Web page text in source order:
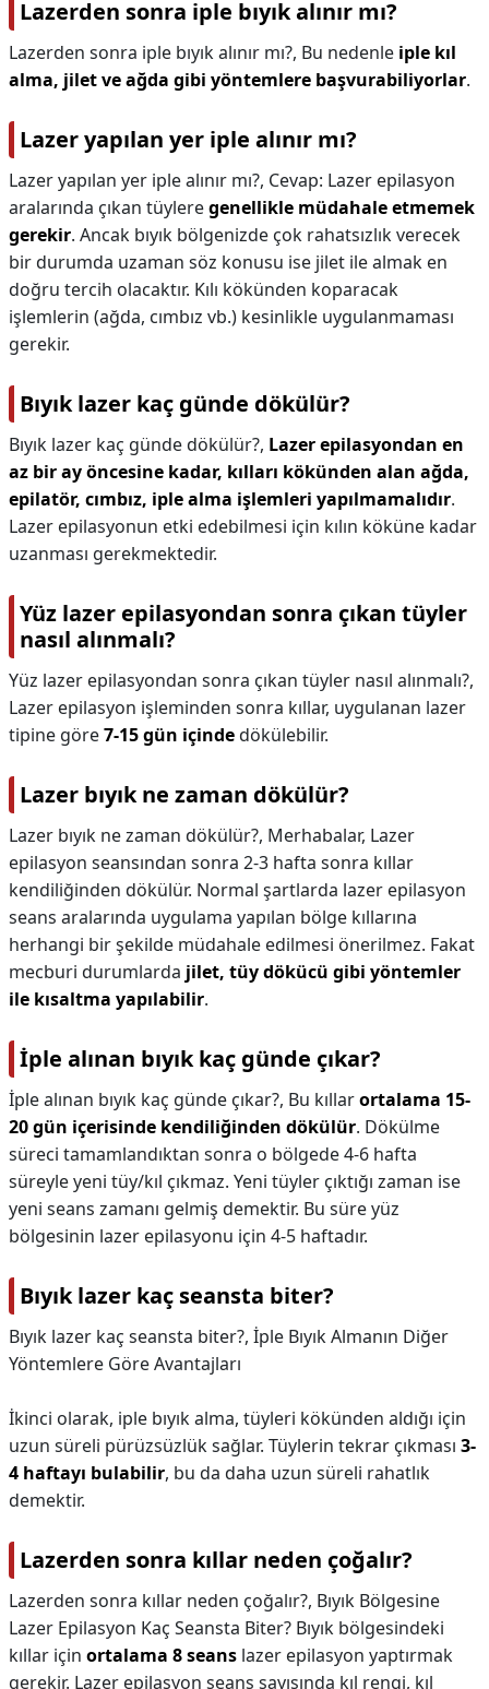
Lazerden sonra iple bıyık alınır mı?
Lazerden sonra iple bıyık alınır mı?, Bu nedenle iple kıl
alma, jilet ve ağda gibi yöntemlere başvurabiliyorlar.
Lazer yapılan yer iple alınır mı?
Lazer yapılan yer iple alınır mı?, Cevap: Lazer epilasyon
aralarında çıkan tüyleregenellikle müdahale etmemek
gerekir. Ancak bıyık bölgenizde çok rahatsızlık verecek
bir durumda uzaman söz konusu ise jilet ile almak en
doğru tercih olacaktır. Kılı kökünden koparacak
işlemlerin (ağda, cımbız vb.) kesinlikle uygulanmaması
gerekir.
Bıyık lazer kaç günde dökülür?
Bıyık lazer kaç günde dökülür?, Lazer epilasyondan en
az bir ay öncesine kadar, kılları kökünden alan ağda,
epilatör, cımbız, iple alma işlemleri yapılmamalıdır.
Lazer epilasyonun etki edebilmesi için kılın köküne kadar
uzanması gerekmektedir.
Yüz lazer epilasyondan sonra çıkan tüyler
nasıl alınmalı?
Yüz lazer epilasyondan sonra çıkan tüyler nasıl alınmalı?,
Lazer epilasyon işleminden sonra kıllar, uygulanan lazer
tipine göre7-15 gün içindedökülebilir.
Lazer bıyık ne zaman dökülür?
Lazer bıyık ne zaman dökülür?, Merhabalar, Lazer
epilasyon seansından sonra 2-3 hafta sonra kıllar
kendiliğinden dökülür. Normal şartlarda lazer epilasyon
seans aralarında uygulama yapılan bölge kıllarına
herhangi bir şekilde müdahale edilmesi önerilmez. Fakat
mecburi durumlarda jilet, tüy dökücü gibi yöntemler
ile kısaltma yapılabilir.
İple alınan bıyık kaç günde çıkar?
İple alınan bıyık kaç günde çıkar?, Bu kıllarortalama 15-
20 gün içerisinde kendiliğinden dökülür. Dökülme
süreci tamamlandıktan sonra o bölgede 4-6 hafta
süreyle yeni tüy/kıl çıkmaz. Yeni tüyler çıktığı zaman ise
yeni seans zamanı gelmiş demektir. Bu süre yüz
bölgesinin lazer epilasyonu için 4-5 haftadır.
Bıyık lazer kaç seansta biter?
Bıyık lazer kaç seansta biter?, İple Bıyık Almanın Diğer
Yöntemlere Göre Avantajları
İkinci olarak, iple bıyık alma, tüyleri kökünden aldığı için
uzun süreli pürüzsüzlük sağlar. Tüylerin tekrar çıkması 3-
4 haftayı bulabilir, bu da daha uzun süreli rahatlık
demektir.
Lazerden sonra kıllar neden çoğalır?
Lazerden sonra kıllar neden çoğalır?, Bıyık Bölgesine
Lazer Epilasyon Kaç Seansta Biter? Bıyık bölgesindeki
kıllar için ortalama 8 seans lazer epilasyon yaptırmak
gerekir. Lazer epilasyon seans sayısında kıl rengi, kıl